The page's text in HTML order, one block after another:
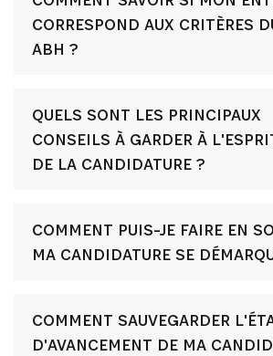
CORRESPOND AUX CRITÈRES
ABH ?
QUELS SONT LES PRINCIPAUX
CONSEILS À GARDER À
DE LA CANDIDATURE ?
COMMENT PUIS-JE FAIRE EN
MA CANDIDATURE SE
COMMENT SAUVEGARDER
D'AVANCEMENT DE MA